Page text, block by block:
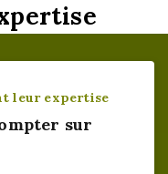
leur expertise
sur